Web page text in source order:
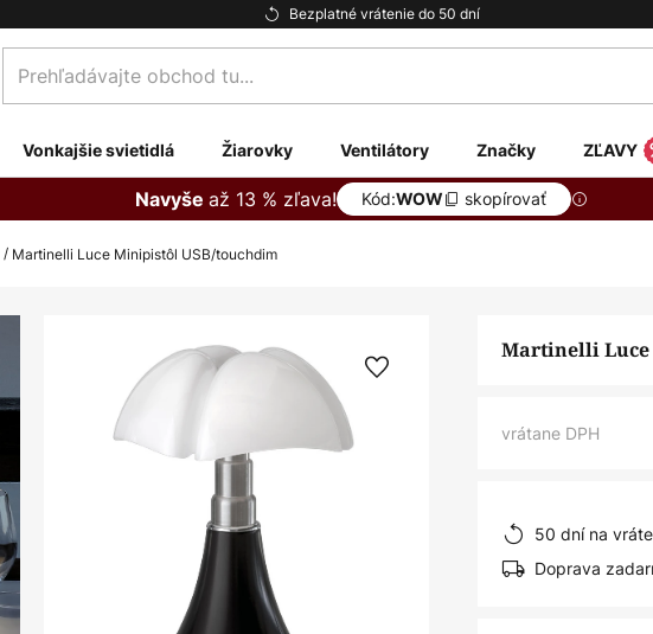
Bezplatné vrátenie do 50 dní
Prehľadávajte
obchod
Vonkajšie svietidlá Žiarovky Ventilátory Značky ZĽAVY
Navyše až 13 % zľava! Kód:WOW skopírovať
Martinelli Luce Minipistôl USB/touchdim
Martinelli
vrátane DPH
50 dní na
Doprava